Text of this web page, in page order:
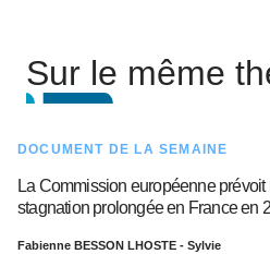
Sur le même
DOCUMENT DE LA SEMAINE
La Commission européenne prévoit
stagnation prolongée en France en
Fabienne BESSON LHOSTE - Sylvie